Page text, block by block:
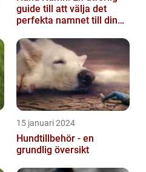
guide till att välja det
perfekta namnet till din
15 januari 2024
Hundtillbehör - en
grundlig översikt